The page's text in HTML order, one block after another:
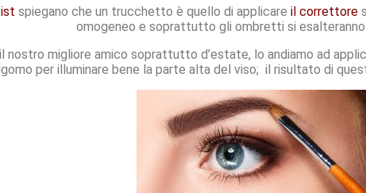
spiegano che un trucchetto è quello di applicare il correttore
omogeneo e soprattutto gli ombretti si
nostro migliore amico soprattutto d’estate, lo andiamo ad
per illuminare bene la parte alta del viso; il risultato di